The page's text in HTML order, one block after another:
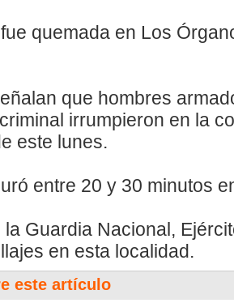
quemada en Los
que hombres
irrumpieron en la
este lunes.
entre 20 y 30 minutos
la Guardia Nacional,
en esta localidad.
este artículo